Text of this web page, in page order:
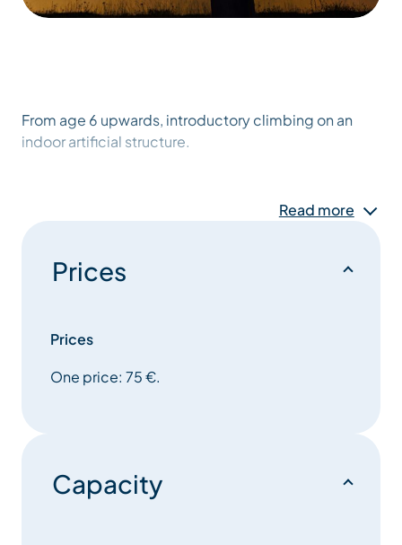
From age 6 upwards, introductory climbing on an
indoor artificial structure.
Read more
Prices
Prices
One price: 75 €.
Capacity